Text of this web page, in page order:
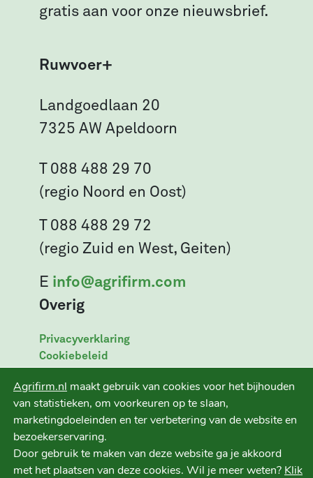
gratis aan voor onze nieuwsbrief.
Ruwvoer+
Landgoedlaan 20
7325 AW Apeldoorn
T 088 488 29 70
(regio Noord en Oost)
T 088 488 29 72
(regio Zuid en West, Geiten)
E info@agrifirm.com
Overig
Privacyverklaring
Cookiebeleid
Disclaimer
Ruwvoer+ is een initiatief van
Agrifirm.nl maakt gebruik van cookies voor het bijhouden
van statistieken, om voorkeuren op te slaan,
marketingdoeleinden en ter verbetering van de website en
bezoekerservaring.
Door gebruik te maken van deze website ga je akkoord
met het plaatsen van deze cookies. Wil je meer weten? Klik